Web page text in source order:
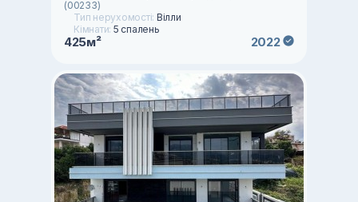
(00233)
Тип нерухомості: Вілли
Кімнати: 5 спалень
425м² 2022